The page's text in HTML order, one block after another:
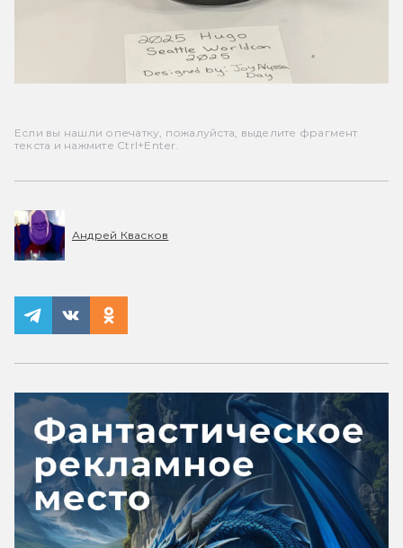
Если вы нашли опечатку, пожалуйста, выделите фрагмент
текста и нажмите Ctrl+Enter.
Андрей Квасков